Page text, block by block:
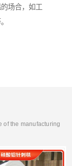
场合，如工
of the manufacturing